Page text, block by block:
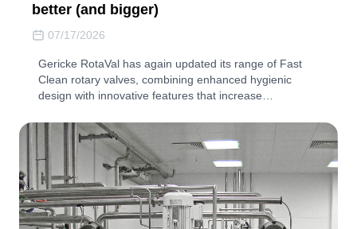
better (and bigger)
07/17/2026
Gericke RotaVal has again updated its range of Fast
Clean rotary valves, combining enhanced hygienic
design with innovative features that increase…